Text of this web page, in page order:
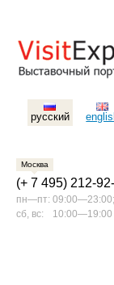
русский
Москва
(+ 7 495) 212-
пн—пт: 09:00—23:00;
сб, вс:
10:00—19:00